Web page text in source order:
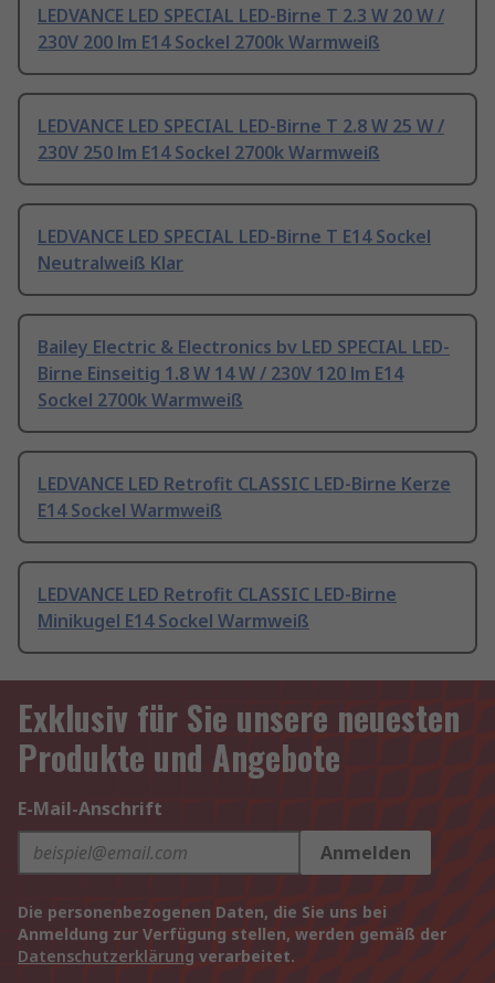
LEDVANCE LED SPECIAL LED-Birne T 2.3 W 20 W /
230V 200 lm E14 Sockel 2700k Warmweiß
LEDVANCE LED SPECIAL LED-Birne T 2.8 W 25 W /
230V 250 lm E14 Sockel 2700k Warmweiß
LEDVANCE LED SPECIAL LED-Birne T E14 Sockel
Neutralweiß Klar
Bailey Electric & Electronics bv LED SPECIAL LED-
Birne Einseitig 1.8 W 14 W / 230V 120 lm E14
Sockel 2700k Warmweiß
LEDVANCE LED Retrofit CLASSIC LED-Birne Kerze
E14 Sockel Warmweiß
LEDVANCE LED Retrofit CLASSIC LED-Birne
Minikugel E14 Sockel Warmweiß
Exklusiv für Sie unsere neuesten
Produkte und Angebote
E-Mail-Anschrift
Anmelden
Die personenbezogenen Daten, die Sie uns bei
Anmeldung zur Verfügung stellen, werden gemäß der
Datenschutzerklärung verarbeitet.